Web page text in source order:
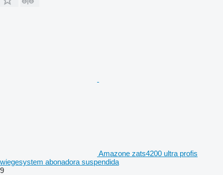
Amazone zats4200 ultra profis
wiegesystem abonadora suspendida
9